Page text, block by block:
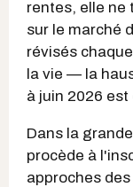
rentes, elle ne
sur le marché
révisés
la vie — la
à juin 2026 est
Dans la
procède à
approches